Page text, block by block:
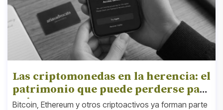
Las criptomonedas en la herencia: el
patrimonio que puede perderse par
a siempre
Bitcoin, Ethereum y otros criptoactivos ya forman parte